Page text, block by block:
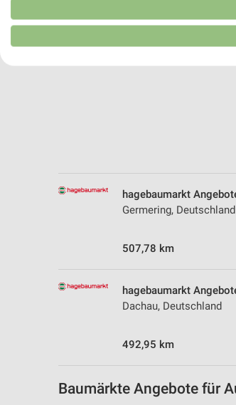
hagebaumarkt
Germering, Deutschland
507,78 km
hagebaumarkt
Dachau, Deutschland
492,95 km
Baumärkte Angebote für
Verwendung reduzierter Daten zur Auswahl
Erstellung von Profilen für personalisierte
Analyse von Zielgruppen durch Statistiken
Entwicklung und Verbesserung der Angebote
Geräte anhand von aktiv angeforderten
Notwendig